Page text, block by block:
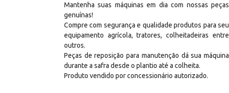
Mantenha suas máquinas em dia com nossas peças
genuínas!
Compre com segurança e qualidade produtos para seu
equipamento agrícola, tratores, colheitadeiras entre
outros.
Peças de reposição para manutenção dá sua máquina
durante a safra desde o plantio até a colheita.
Produto vendido por concessionário autorizado.